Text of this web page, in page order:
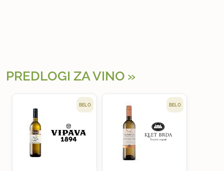
PREDLOGI ZA VINO
BELO BELO